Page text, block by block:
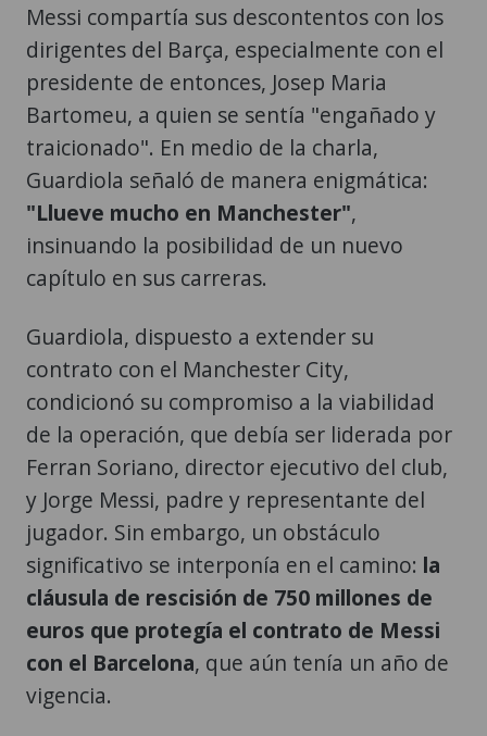
Messi compartía sus descontentos con los
dirigentes del Barça, especialmente con el
presidente de entonces, Josep Maria
Bartomeu, a quien se sentía "engañado y
traicionado". En medio de la charla,
Guardiola señaló de manera enigmática:
"Llueve mucho en Manchester",
insinuando la posibilidad de un nuevo
capítulo en sus carreras.
Guardiola, dispuesto a extender su
contrato con el Manchester City,
condicionó su compromiso a la viabilidad
de la operación, que debía ser liderada por
Ferran Soriano, director ejecutivo del club,
y Jorge Messi, padre y representante del
jugador. Sin embargo, un obstáculo
significativo se interponía en el camino: la
cláusula de rescisión de 750 millones de
euros que protegía el contrato de Messi
con el Barcelona, que aún tenía un año de
vigencia.